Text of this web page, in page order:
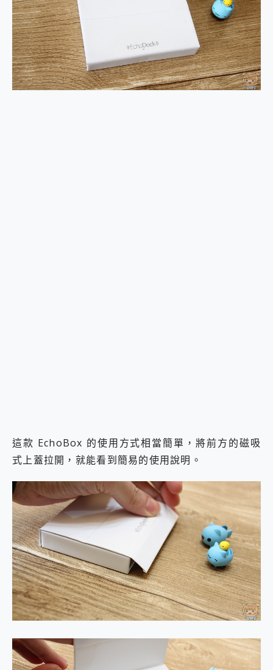
一吸完美對位 擁有超強吸力與超好用的隱磁支架 O-ONE MAG 最會吸的行動電源 開箱 評測
OPPO 哈蘇 300mm 專業增距鏡實測：Find X9 Ultra 光學長焦隨手拍，紀錄生活就是這麼簡單
Motorola edge 70 pro 及 moto g37 power上市，登錄在送飛利浦氣炸鍋
近八千元的 Soundcore Liberty 5 Pro Max，有螢幕的耳機會是智商稅嗎?
這款 EchoBox 的使用方式相當簡單，將前方的磁吸
式上蓋拉開，就能看到簡易的使用說明。